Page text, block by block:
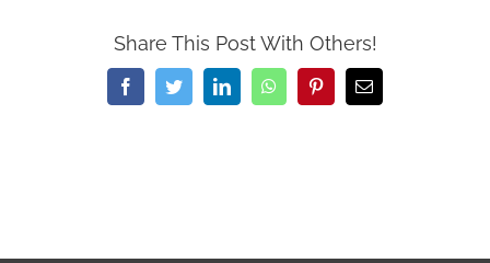
Share This Post With Others!
FacebookTwitterLinkedInWhatsAppPinterestEmail